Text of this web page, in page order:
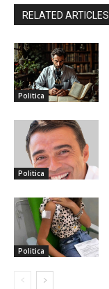
RELATED ARTICLES
Politica
Politica
Politica